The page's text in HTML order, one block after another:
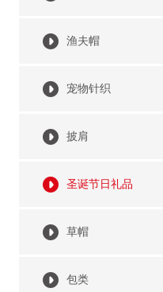
渔夫帽
宠物针织
披肩
圣诞节日礼品
草帽
包类